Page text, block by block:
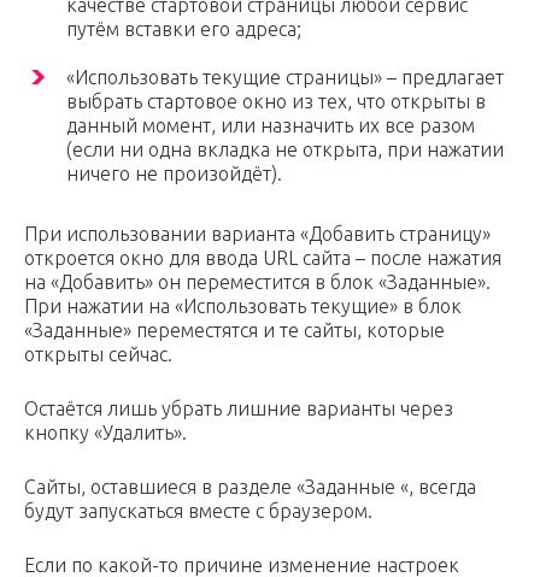
качестве стартовой страницы любой сервис
путём вставки его адреса;
«Использовать текущие страницы» – предлагает
выбрать стартовое окно из тех, что открыты в
данный момент, или назначить их все разом
(если ни одна вкладка не открыта, при нажатии
ничего не произойдёт).
При использовании варианта «Добавить страницу»
откроется окно для ввода URL сайта – после нажатия
на «Добавить» он переместится в блок «Заданные».
При нажатии на «Использовать текущие» в блок
«Заданные» переместятся и те сайты, которые
открыты сейчас.
Остаётся лишь убрать лишние варианты через
кнопку «Удалить».
Сайты, оставшиеся в разделе «Заданные «, всегда
будут запускаться вместе с браузером.
Если по какой-то причине изменение настроек